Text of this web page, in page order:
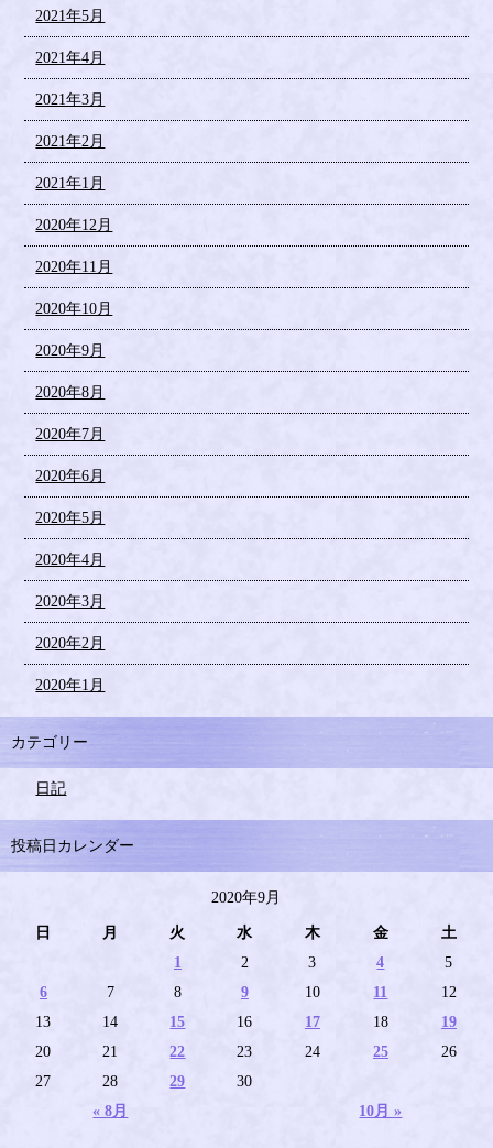
2021年5月
2021年4月
2021年3月
2021年2月
2021年1月
2020年12月
2020年11月
2020年10月
2020年9月
2020年8月
2020年7月
2020年6月
2020年5月
2020年4月
2020年3月
2020年2月
2020年1月
カテゴリー
日記
投稿日カレンダー
2020年9月
日 月 火 水 木 金 土
« 8月 10月 »
1 2 3 4
5
6
7 8 9 10 11
12
13
14 15 16 17 18
19
20
21 22 23 24 25
26
27
28 29 30